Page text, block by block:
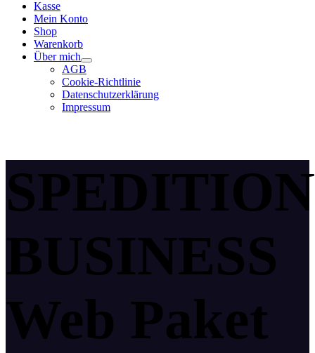
Kasse
Mein Konto
Shop
Warenkorb
Über mich
AGB
Cookie-Richtlinie
Datenschutzerklärung
Impressum
SPEDITION
BUSINESS
Web Paket